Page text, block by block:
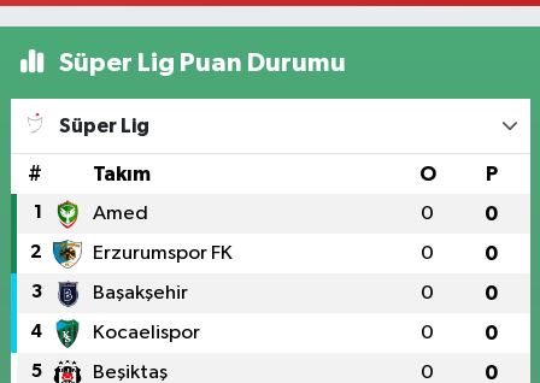
Süper Lig Puan Durumu
Süper Lig
# Takım O P
1 Amed 0 0
2 Erzurumspor FK 0 0
3 Başakşehir 0 0
4 Kocaelispor 0 0
5 Beşiktaş 0 0